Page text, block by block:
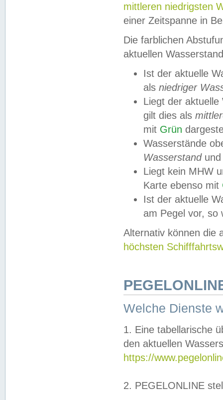
mittleren niedrigsten
einer Zeitspanne in
Die farblichen
aktuellen
Ist der aktuelle
als niedriger
Liegt der
gilt dies als
mit Grün
Wasserstände
Wasserstandund
Liegt kein MHW
Karte ebenso mit
Ist der aktuelle
am Pegel vor,
Alternativ können die
höchsten
Welche Dienste
1. Eine tabellarische
den aktuellen
https://
2. PEGELONLINE